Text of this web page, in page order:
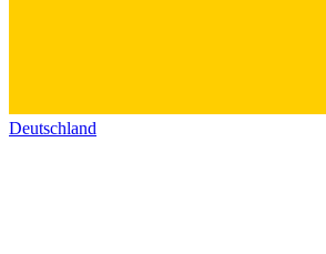
Deutschland